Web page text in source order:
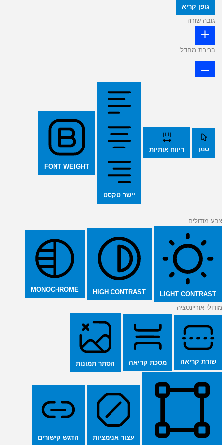
גופן קריא
גובה שורה
ברירת מחדל
סמן ריווח אותיות
יישר טקסט
FONT WEIGHT
צבע מודולים
LIGHT CONTRAST
HIGH CONTRAST
MONOCHROME
מודולי אוריינטציה
שורת קריאה מסכת קריאה הסתר תמונות
עצור אנימציות הדגש קישורים